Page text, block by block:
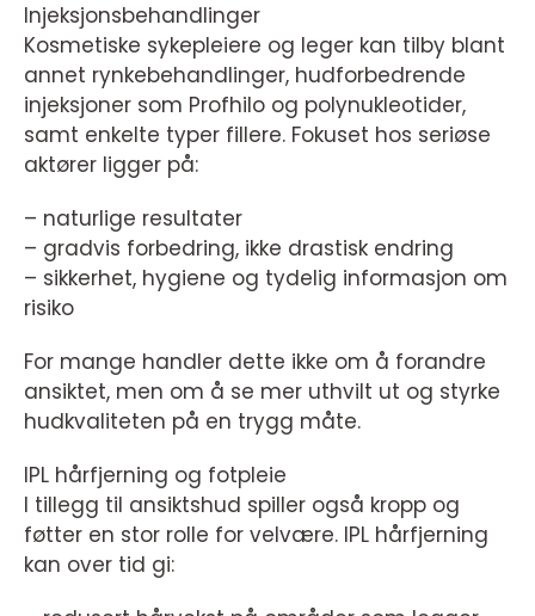
Injeksjonsbehandlinger
Kosmetiske sykepleiere og leger kan tilby blant
annet rynkebehandlinger, hudforbedrende
injeksjoner som Profhilo og polynukleotider,
samt enkelte typer fillere. Fokuset hos seriøse
aktører ligger på:
– naturlige resultater
– gradvis forbedring, ikke drastisk endring
– sikkerhet, hygiene og tydelig informasjon om
risiko
For mange handler dette ikke om å forandre
ansiktet, men om å se mer uthvilt ut og styrke
hudkvaliteten på en trygg måte.
IPL hårfjerning og fotpleie
I tillegg til ansiktshud spiller også kropp og
føtter en stor rolle for velvære. IPL hårfjerning
kan over tid gi: